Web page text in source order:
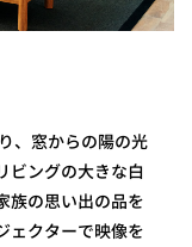
、窓からの陽の光
ビングの大きな白
族の思い出の品を
ェクターで映像を